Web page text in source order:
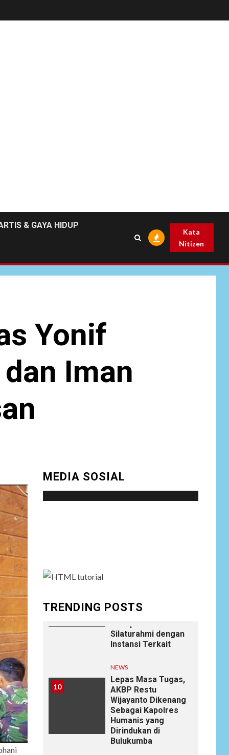
& GAYA HIDUP
Kata
Nitizen
Yonif
Iman
MEDIA SOSIAL
TRENDING POSTS
Pemprov Banten
Putih Jadi Kunci
Tegaknya Pasal 33
Hukum, Ungkap
9
Laksanakan
Anjangsana Untuk
Silaturahmi dengan
Instansi Terkait
10
NEWS
Lepas Masa Tugas,
AKBP Restu
Wijayanto Dikenang
Sebagai Kapolres
Humanis yang
Dirindukan di
Bulukumba